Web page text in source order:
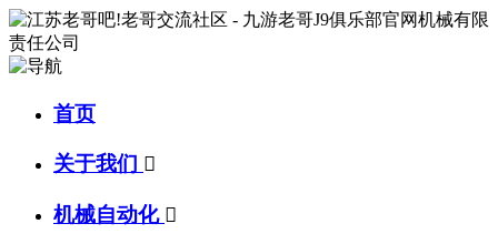
首页
关于我们 
机械自动化 